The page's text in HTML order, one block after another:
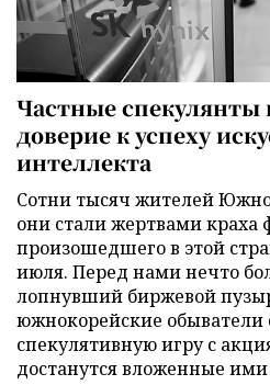
Частные спекулянты
доверие к успеху
интеллекта
Сотни тысяч жителей
они стали жертвами краха
произошедшего в этой
июля. Перед нами нечто
лопнувший биржевой
южнокорейские обыватели
спекулятивную игру с
достанутся вложенные